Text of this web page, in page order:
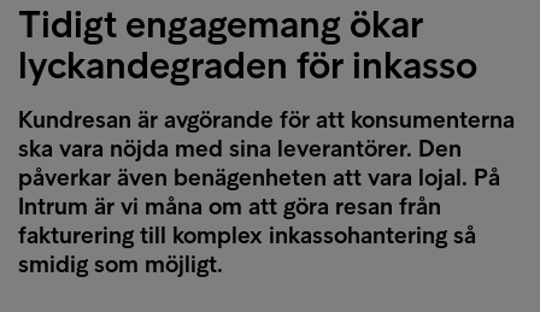
Tidigt engagemang ökar
lyckandegraden för inkasso
Kundresan är avgörande för att konsumenterna
ska vara nöjda med sina leverantörer. Den
påverkar även benägenheten att vara lojal. På
Intrum är vi måna om att göra resan från
fakturering till komplex inkassohantering så
smidig som möjligt.